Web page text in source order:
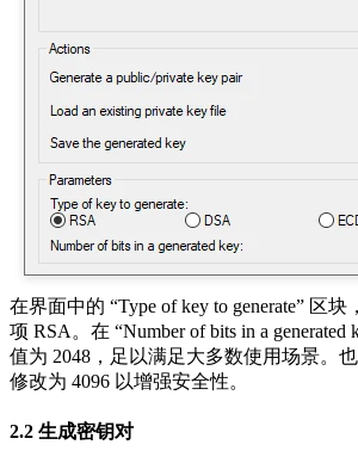
在界面中的 “Type of key to generate” 区
项 RSA。在 “Number of bits in a
值为 2048，足以满足大多数使用场景。
修改为 4096 以增强安全性。
2.2 生成密钥对